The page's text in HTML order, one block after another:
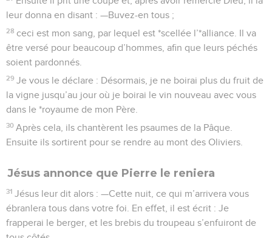
leur donna en disant : —Buvez-en tous ;
28 ceci est mon sang, par lequel est *scellée l’*alliance. Il va
être versé pour beaucoup d’hommes, afin que leurs péchés
soient pardonnés.
29 Je vous le déclare : Désormais, je ne boirai plus du fruit de
la vigne jusqu’au jour où je boirai le vin nouveau avec vous
dans le *royaume de mon Père.
30 Après cela, ils chantèrent les psaumes de la Pâque.
Ensuite ils sortirent pour se rendre au mont des Oliviers.
Jésus annonce que Pierre le reniera
31 Jésus leur dit alors : —Cette nuit, ce qui m’arrivera vous
ébranlera tous dans votre foi. En effet, il est écrit : Je
frapperai le berger, et les brebis du troupeau s’enfuiront de